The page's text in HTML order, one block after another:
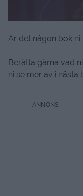
Är det någon bok
Berätta gärna vad
ni se mer av i nästa